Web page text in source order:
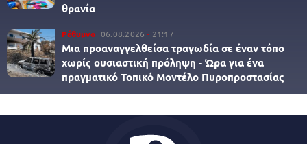
θρανία
Ρέθυμνο 06.08.2026 21:17
Μια προαναγγελθείσα τραγωδία σε έναν τόπο
χωρίς ουσιαστική πρόληψη - Ώρα για ένα
πραγματικό Τοπικό Μοντέλο Πυροπροστασίας